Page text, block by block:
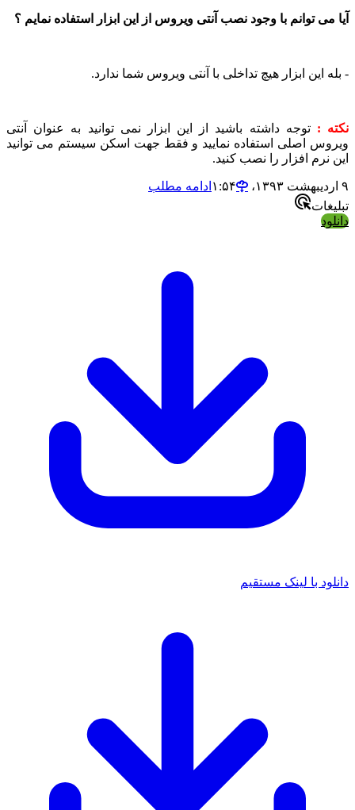
توانم با وجود نصب آنتی ویروس از این ابزار استفاده نمایم ؟
ابزار هیچ تداخلی با آنتی ویروس شما ندارد.
:توجه داشته باشید از این ابزار نمی توانید به عنوان آنتی
اصلی استفاده نمایید و فقط جهت اسکن سیستم می توانید
افزار را نصب کنید.
ادامه مطلب
با لینک مستقیم